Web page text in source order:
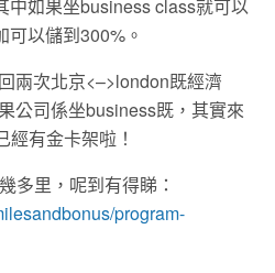
中如果坐business class就可以
以儲到300%。
兩次北京<–>london既經濟
公司係坐business既，其實來
有金卡架啦！
多里，呢到有得睇：
program-